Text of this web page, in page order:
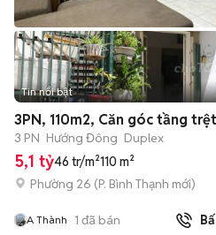
Tin nổi bật
3PN, 110m2, Căn góc tầng
3 PN Hướng Đông Duplex
5,1 tỷ46 tr/m²110 m²
Phường 26 (P. Bình Thạnh mới)
A Thành 1 đã bán